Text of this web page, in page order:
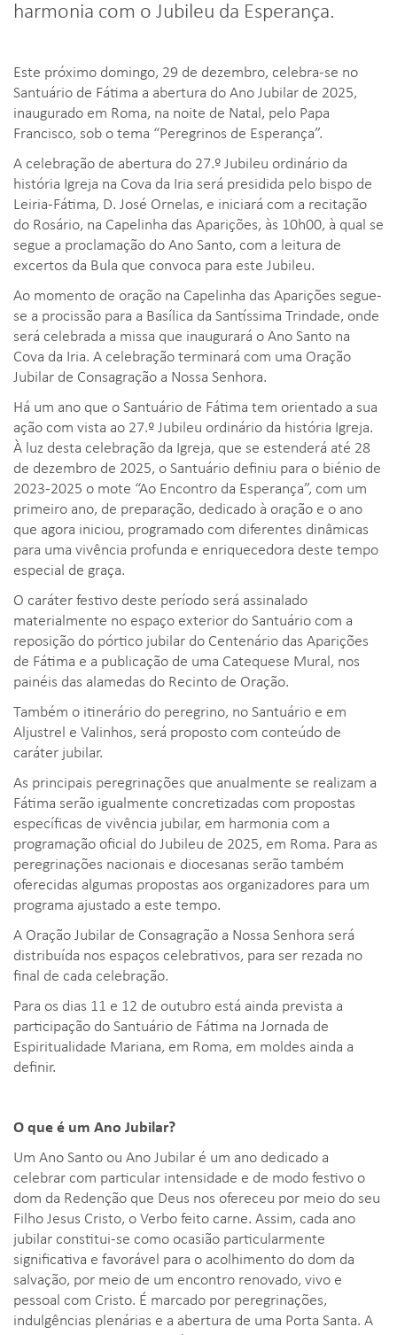
harmonia com o Jubileu da Esperança.
Este próximo domingo, 29 de dezembro, celebra-se no
Santuário de Fátima a abertura do Ano Jubilar de 2025,
inaugurado em Roma, na noite de Natal, pelo Papa
Francisco, sob o tema “Peregrinos de Esperança”.
A celebração de abertura do 27.º Jubileu ordinário da
história Igreja na Cova da Iria será presidida pelo bispo de
Leiria-Fátima, D. José Ornelas, e iniciará com a recitação
do Rosário, na Capelinha das Aparições, às 10h00, à qual se
segue a proclamação do Ano Santo, com a leitura de
excertos da Bula que convoca para este Jubileu.
Ao momento de oração na Capelinha das Aparições segue-
se a procissão para a Basílica da Santíssima Trindade, onde
será celebrada a missa que inaugurará o Ano Santo na
Cova da Iria. A celebração terminará com uma Oração
Jubilar de Consagração a Nossa Senhora.
Há um ano que o Santuário de Fátima tem orientado a sua
ação com vista ao 27.º Jubileu ordinário da história Igreja.
À luz desta celebração da Igreja, que se estenderá até 28
de dezembro de 2025, o Santuário definiu para o biénio de
2023-2025 o mote “Ao Encontro da Esperança”, com um
primeiro ano, de preparação, dedicado à oração e o ano
que agora iniciou, programado com diferentes dinâmicas
para uma vivência profunda e enriquecedora deste tempo
especial de graça.
O caráter festivo deste período será assinalado
materialmente no espaço exterior do Santuário com a
reposição do pórtico jubilar do Centenário das Aparições
de Fátima e a publicação de uma Catequese Mural, nos
painéis das alamedas do Recinto de Oração.
Também o itinerário do peregrino, no Santuário e em
Aljustrel e Valinhos, será proposto com conteúdo de
caráter jubilar.
As principais peregrinações que anualmente se realizam a
Fátima serão igualmente concretizadas com propostas
específicas de vivência jubilar, em harmonia com a
programação oficial do Jubileu de 2025, em Roma. Para as
peregrinações nacionais e diocesanas serão também
oferecidas algumas propostas aos organizadores para um
programa ajustado a este tempo.
A Oração Jubilar de Consagração a Nossa Senhora será
distribuída nos espaços celebrativos, para ser rezada no
final de cada celebração.
Para os dias 11 e 12 de outubro está ainda prevista a
participação do Santuário de Fátima na Jornada de
Espiritualidade Mariana, em Roma, em moldes ainda a
definir.
O que é um Ano Jubilar?
Um Ano Santo ou Ano Jubilar é um ano dedicado a
celebrar com particular intensidade e de modo festivo o
dom da Redenção que Deus nos ofereceu por meio do seu
Filho Jesus Cristo, o Verbo feito carne. Assim, cada ano
jubilar constitui-se como ocasião particularmente
significativa e favorável para o acolhimento do dom da
salvação, por meio de um encontro renovado, vivo e
pessoal com Cristo. É marcado por peregrinações,
indulgências plenárias e a abertura de uma Porta Santa. A